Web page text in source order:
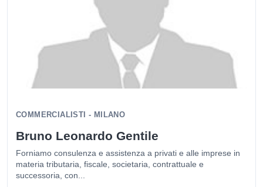
COMMERCIALISTI - MILANO
Bruno Leonardo Gentile
Forniamo consulenza e assistenza a privati e alle imprese in
materia tributaria, fiscale, societaria, contrattuale e
successoria, con...